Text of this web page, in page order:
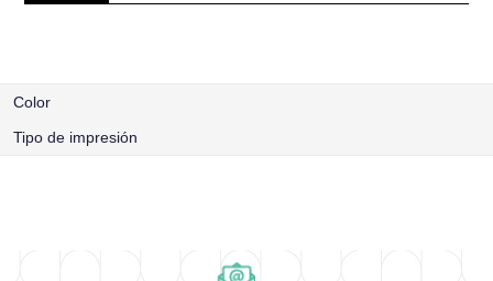
Color
Tipo de impresión